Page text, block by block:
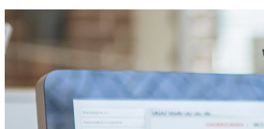
Drents Archief